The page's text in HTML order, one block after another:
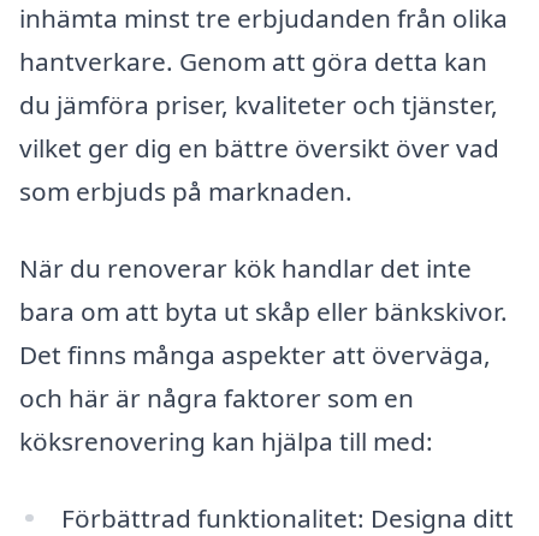
inhämta minst tre erbjudanden från olika
hantverkare. Genom att göra detta kan
du jämföra priser, kvaliteter och tjänster,
vilket ger dig en bättre översikt över vad
som erbjuds på marknaden.
När du renoverar kök handlar det inte
bara om att byta ut skåp eller bänkskivor.
Det finns många aspekter att överväga,
och här är några faktorer som en
köksrenovering kan hjälpa till med:
Förbättrad funktionalitet: Designa ditt